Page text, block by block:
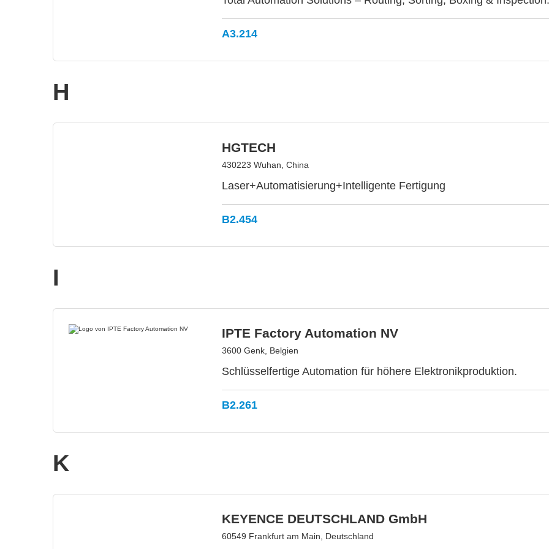
A3.214
H
HGTECH
430223 Wuhan, China
Laser+Automatisierung+Intelligente Fertigung
B2.454
I
IPTE Factory Automation NV
3600 Genk, Belgien
Schlüsselfertige Automation für höhere Elektronikproduktion.
B2.261
K
KEYENCE DEUTSCHLAND GmbH
60549 Frankfurt am Main, Deutschland